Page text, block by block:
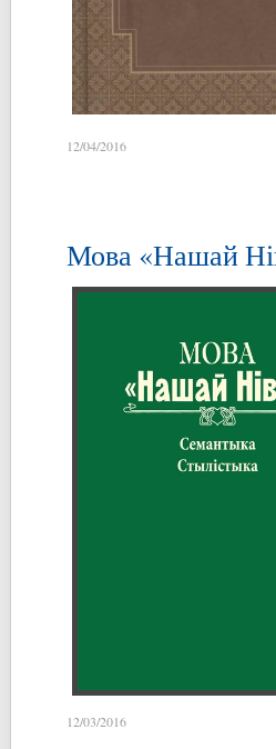
12/04/2016
Мова «Нашай
12/03/2016